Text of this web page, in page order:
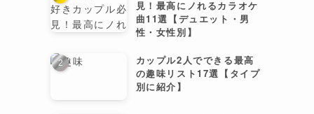
見！最高にノれるカラオケ
曲11選【デュエット・男
性・女性別】
カップル2人でできる最高
の趣味リスト17選【タイプ
別に紹介】